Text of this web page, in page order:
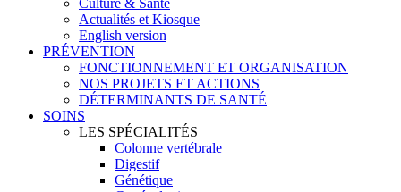
Culture & Santé
Actualités et Kiosque
English version
PRÉVENTION
FONCTIONNEMENT ET ORGANISATION
NOS PROJETS ET ACTIONS
DÉTERMINANTS DE SANTÉ
SOINS
LES SPÉCIALITÉS
Colonne vertébrale
Digestif
Génétique